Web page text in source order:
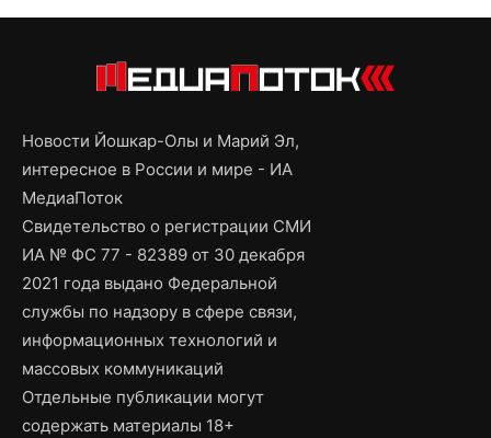
Новости Йошкар-Олы и Марий Эл,
интересное в России и мире - ИА
МедиаПоток
Свидетельство о регистрации СМИ
ИА № ФС 77 - 82389 от 30 декабря
2021 года выдано Федеральной
службы по надзору в сфере связи,
информационных технологий и
массовых коммуникаций
Отдельные публикации могут
содержать материалы 18+